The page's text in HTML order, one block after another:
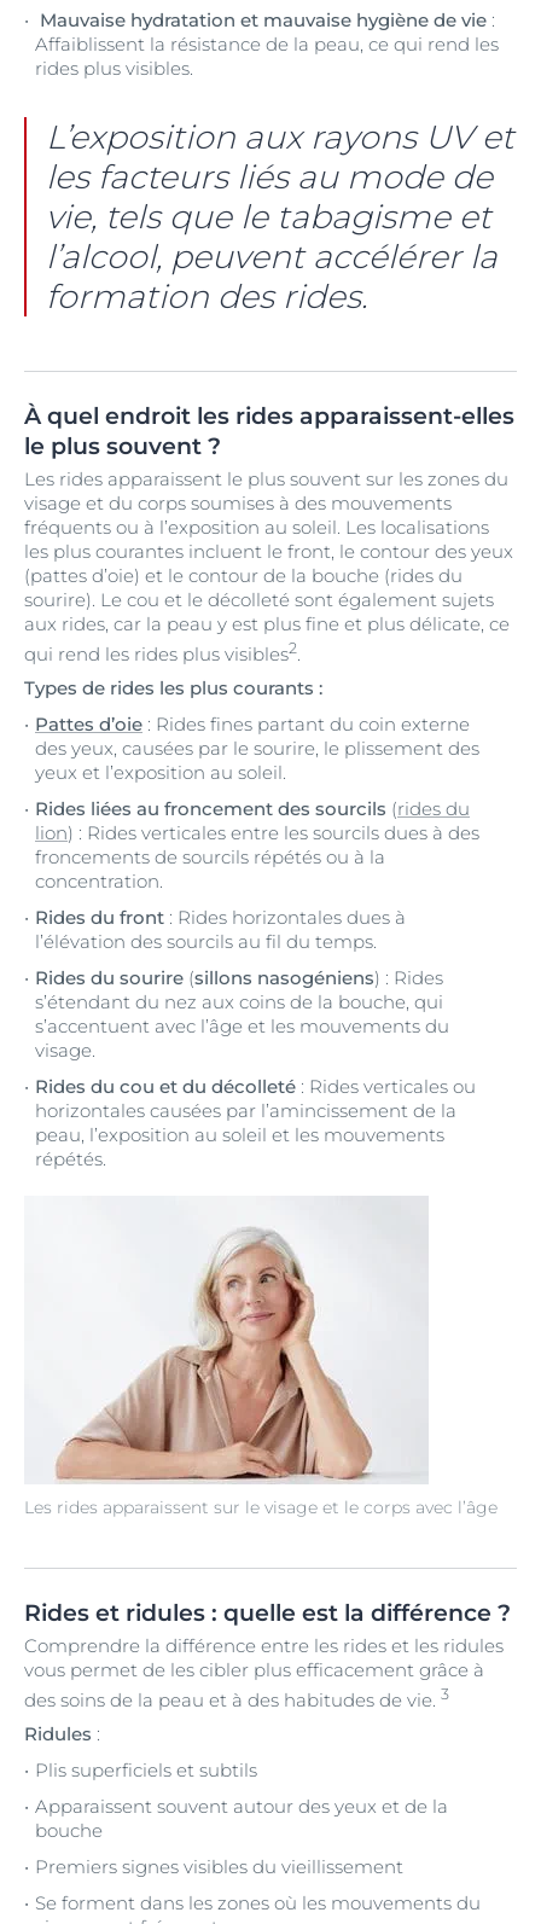
Mauvaise hydratation et mauvaise hygiène de vie :
Affaiblissent la résistance de la peau, ce qui rend les
rides plus visibles.
L’exposition aux rayons UV et
les facteurs liés au mode de
vie, tels que le tabagisme et
l’alcool, peuvent accélérer la
formation des rides.
À quel endroit les rides apparaissent-elles
le plus souvent ?
Les rides apparaissent sur le visage et le corps avec l’âge
Les rides apparaissent le plus souvent sur les zones du
visage et du corps soumises à des mouvements
fréquents ou à l’exposition au soleil. Les localisations
les plus courantes incluent le front, le contour des yeux
(pattes d’oie) et le contour de la bouche (rides du
sourire). Le cou et le décolleté sont également sujets
aux rides, car la peau y est plus fine et plus délicate, ce
qui rend les rides plus visibles2.
Types de rides les plus courants :
Pattes d’oie : Rides fines partant du coin externe
des yeux, causées par le sourire, le plissement des
yeux et l’exposition au soleil.
Rides liées au froncement des sourcils (rides du
lion) : Rides verticales entre les sourcils dues à des
froncements de sourcils répétés ou à la
concentration.
Rides du front : Rides horizontales dues à
l’élévation des sourcils au fil du temps.
Rides du sourire (sillons nasogéniens) : Rides
s’étendant du nez aux coins de la bouche, qui
s’accentuent avec l’âge et les mouvements du
visage.
Rides du cou et du décolleté : Rides verticales ou
horizontales causées par l’amincissement de la
peau, l’exposition au soleil et les mouvements
répétés.
Rides et ridules : quelle est la différence ?
Comprendre la différence entre les rides et les ridules
vous permet de les cibler plus efficacement grâce à
des soins de la peau et à des habitudes de vie. 3
Ridules :
Plis superficiels et subtils
Apparaissent souvent autour des yeux et de la
bouche
Premiers signes visibles du vieillissement
Se forment dans les zones où les mouvements du